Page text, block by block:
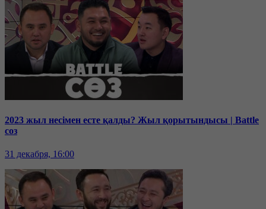
2023 жыл несімен есте қалды? Жыл қорытындысы | Battle
соз
31 декабря, 16:00